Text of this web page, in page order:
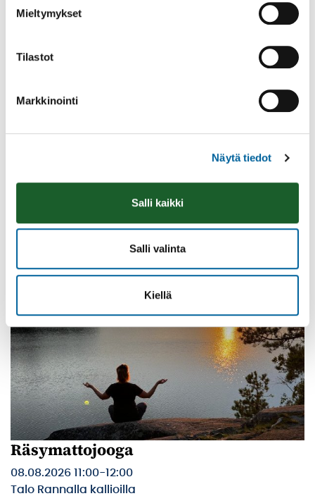
Mieltymykset
Tilastot
Markkinointi
Näytä tiedot
Salli kaikki
Salli valinta
Kiellä
08.08.2026 10:00-16:00
Räsymattojooga
08.08.2026 11:00-12:00
Talo Rannalla kallioilla